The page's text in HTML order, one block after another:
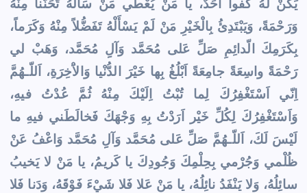
يَكُنْ لَهُ كُفواً اَحَدٌ، يا مَنْ يُعْطي مَنْ سَأَلَهُ تَحَنُّناً مِنْهُ
وَرَحْمَةً، وَيَبْتَدِئُ بِالْخَيْرِ مَنْ لَمْ يَسْأَلْهُ تَفَضُّلاً مِنْهُ وَكَرَماً،
بِكَرَمِكَ الّدائِمِ صَلِّ عَلى مُحَمَّد وَآلِِ مُحَمَّد، وَهَبْ لي
رَحْمَةً واسِعَةً جامِعَةً اَبْلُغُ بِها خَيْرَ الدُّنْيا وَالاَْخِرَةِ، اَللّـهُمَّ
اِنّي اَسْتَغْفِرُكَ لِما تُبْتُ اِلَيْكَ مِنْهُ ثُمَّ عُدْتُ فيهِ،
وَاَسْتَغْفِرُكَ لِكُلِّ خَيْر اَرَدْتُ بِهِ وَجْهَكَ فَخالَطَني فيهِ ما
لَيْسَ لَكَ، اَللّـهُمَّ صَلِّ عَلى مُحَمَّد وَآلِِ مُحَمَّد وَاعْفُ عَنْ
ظُلْمي وَجُرْمي بِحِلْمِكَ وَجُودِكَ يا كَريمُ، يا مَنْ لا يَخيبُ
سائِلُهُ، وَلا يَنْفَدُ نائِلُهُ، يا مَنْ عَلا فَلا شَيْءَ فَوْقَهُ، وَدَنا فَلا